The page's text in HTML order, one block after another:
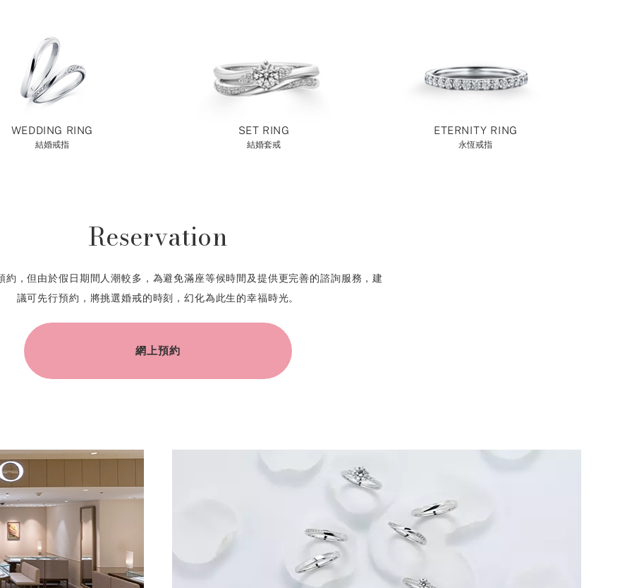
WEDDING RING
結婚戒指
SET RING
結婚套戒
ETERNITY RING
永恆戒指
Reservation
約，但由於假日期間人潮較多，為避免滿座等候時間及提供更完善的諮詢服務，建
議可先行預約，將挑選婚戒的時刻，幻化為此生的幸福時光。
網上預約